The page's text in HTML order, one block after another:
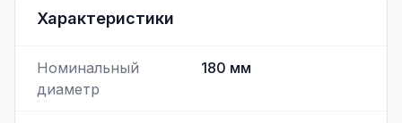
Характеристики
Номинальный
диаметр
180 мм